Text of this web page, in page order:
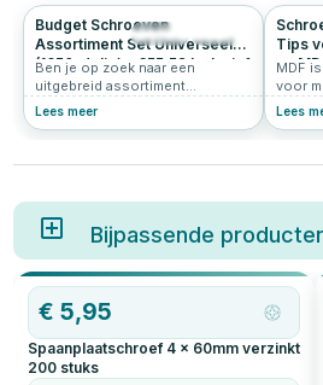
292
Budget Schroeven
Assortiment Set Universeel
(1650-delig) - €55,52 Inclusief
Verzendkosten
Ben je op zoek naar een
uitgebreid assortiment
universele schroeven? Deze
monteren van balken voor een
Lees meer
Tips
en
MDF
voor
artikel
Lees
Bijpassende
OP=OP
€5,95
Spaanplaatschroef 4 x 60mm verzinkt
200 stuks